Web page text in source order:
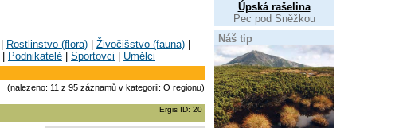
Rostlinstvo (flora) Živočišstvo (fauna)
Podnikatelé Sportovci
Umělci
(nalezeno: 11 z 95 záznamů v kategorii: O regionu)
Ergis ID: 20
Úpská rašelina
Pec pod Sněžkou
Náš tip